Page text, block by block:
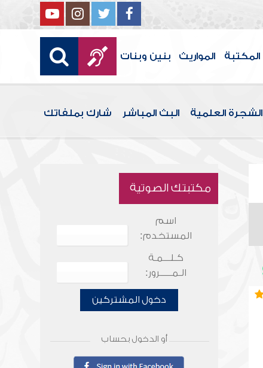
المكتبة المواريث بنين وبنات
الشجرة العلمية البث المباشر شارك بملفاتك
مكتبتك الصوتية
اسم
المستخدم:
كـلـــمـة
الـمـــــرور:
دخول المشتركين
أو الدخول بحساب